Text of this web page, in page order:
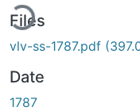
Files
vlv-ss-1787.pdf
Date
1787